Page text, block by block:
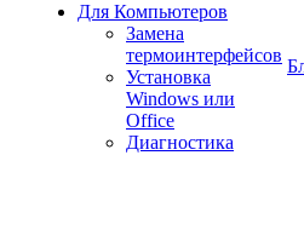
Для Компьютеров
Замена
термоинтерфейсов
Установка
Windows или
Office
Диагностика